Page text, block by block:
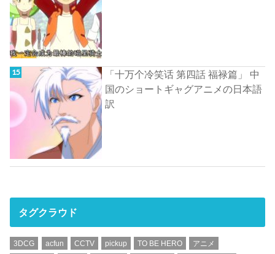
「十万个冷笑话 第四話 福禄篇」 中
国のショートギャグアニメの日本語
訳
タグクラウド
3DCG acfun CCTV pickup TO BE HERO
アニメ